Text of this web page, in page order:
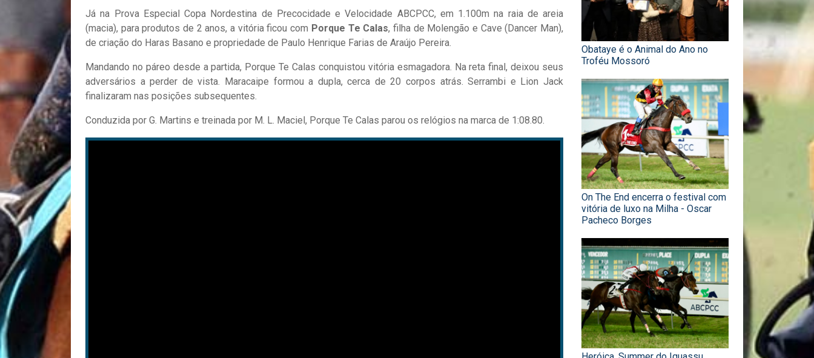
Já na Prova Especial Copa Nordestina de Precocidade e Velocidade ABCPCC, em 1.100m na raia de areia
(macia), para produtos de 2 anos, a vitória ficou com Porque Te Calas, filha de Molengão e Cave (Dancer Man),
de criação do Haras Basano e propriedade de Paulo Henrique Farias de Araújo Pereira.
Mandando no páreo desde a partida, Porque Te Calas conquistou vitória esmagadora. Na reta final, deixou seus
adversários a perder de vista. Maracaipe formou a dupla, cerca de 20 corpos atrás. Serrambi e Lion Jack
finalizaram nas posições subsequentes.
Conduzida por G. Martins e treinada por M. L. Maciel, Porque Te Calas parou os relógios na marca de 1:08.80.
Obataye é o Animal do Ano no
Troféu Mossoró
On The End encerra o festival com
vitória de luxo na Milha - Oscar
Pacheco Borges